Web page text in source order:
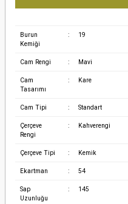
Burun
Kemiği
: 19
Cam Rengi : Mavi
Cam
Tasarımı
: Kare
Cam Tipi : Standart
Çerçeve
Rengi
: Kahverengi
Çerçeve Tipi : Kemik
Ekartman : 54
Sap
Uzunluğu
: 145